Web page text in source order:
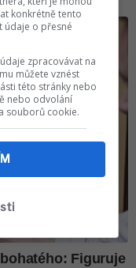
konkrétně tento
údaje o přesné
zpracovávat na
můžete vznést
této stránky nebo
nebo odvolání
souborů cookie.